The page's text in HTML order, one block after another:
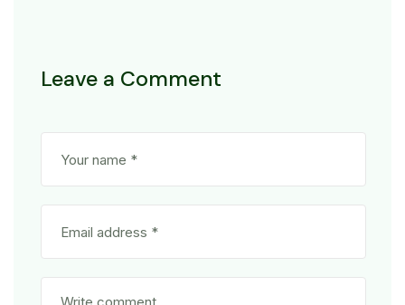
Leave a Comment